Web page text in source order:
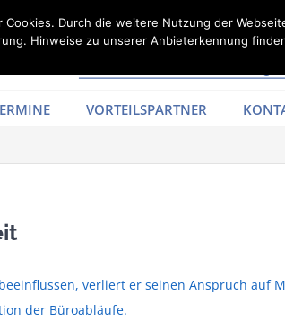
VORTEILSPARTNER
verliert er seinen Anspruch auf
der Büroabläufe.
Durch die weitere Nutzung der
. Hinweise zu unserer Anbieterkennung